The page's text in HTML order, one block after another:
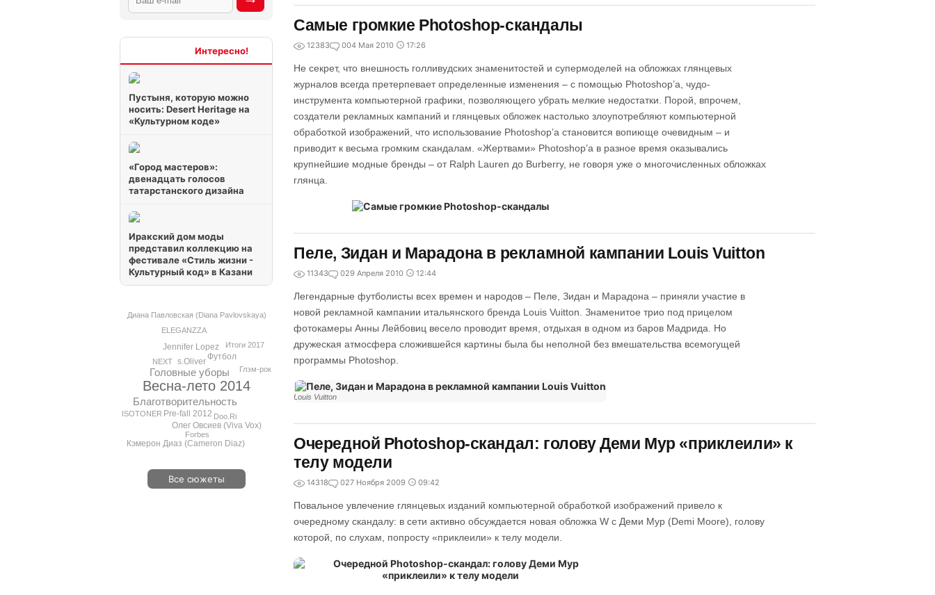
Пустыня, которую можно
носить: Desert Heritage на
«Культурном коде»
«Город мастеров»:
двенадцать голосов
татарстанского дизайна
Иракский дом моды
представил коллекцию на
фестивале «Стиль жизни -
Культурный код» в Казани
Весна-лето 2014
Головные уборы
Благотворительность
s.Oliver
Pre-fall 2012
Jennifer Lopez
Футбол
Олег Овсиев (Viva Vox)
Кэмерон Диаз (Cameron Diaz)
ELEGANZZA
Диана Павловская (Diana Pavlovskaya)
Forbes
NEXT
ISOTONER
Итоги 2017
Doo.Ri
Глэм-рок
Все сюжеты
Самые громкие Photoshop-скандалы
12383 004 Мая 2010 17:26
Не секрет, что внешность голливудских знаменитостей и супермоделей на обложках глянцевых
журналов всегда претерпевает определенные изменения – с помощью Photoshop’а, чудо-
инструмента компьютерной графики, позволяющего убрать мелкие недостатки. Порой, впрочем,
создатели рекламных кампаний и глянцевых обложек настолько злоупотребляют компьютерной
обработкой изображений, что использование Photoshop’а становится вопиюще очевидным – и
приводит к весьма громким скандалам. «Жертвами» Photoshop’а в разное время оказывались
крупнейшие модные бренды – от Ralph Lauren до Burberry, не говоря уже о многочисленных обложках
глянца.
Пеле, Зидан и Марадона в рекламной кампании Louis Vuitton
11343 029 Апреля 2010 12:44
Легендарные футболисты всех времен и народов – Пеле, Зидан и Марадона – приняли участие в
новой рекламной кампании итальянского бренда Louis Vuitton. Знаменитое трио под прицелом
фотокамеры Анны Лейбовиц весело проводит время, отдыхая в одном из баров Мадрида. Но
дружеская атмосфера сложившейся картины была бы неполной без вмешательства всемогущей
программы Photoshop.
Louis Vuitton
Очередной Photoshop-скандал: голову Деми Мур «приклеили» к
телу модели
14318 027 Ноября 2009 09:42
Повальное увлечение глянцевых изданий компьютерной обработкой изображений привело к
очередному скандалу: в сети активно обсуждается новая обложка W с Деми Мур (Demi Moore), голову
которой, по слухам, попросту «приклеили» к телу модели.